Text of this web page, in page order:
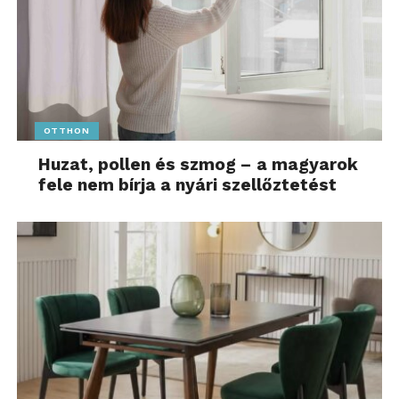
él, velünk együtt fejlődik,
reagál, és folyamatosan
alakítja a működésünket.”
– mondja Goda Gábor.
Ez azt jelenti, hogy hiába érzi magát valaki
kimerült, a teljesítmény és a fókusz nem lesz
A modern életmód biokémiai
túlterhelést okoz
A stressz, az alváshiány, a rendszertelen étkezés, a
túl sok inger és a kevés regeneráció olyan
OTTHON
Huzat, pollen és szmog – a magyarok
fele nem bírja a nyári szellőztetést